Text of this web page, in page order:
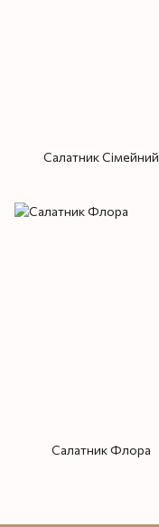
Салатник Сімейний
Салатник Флора